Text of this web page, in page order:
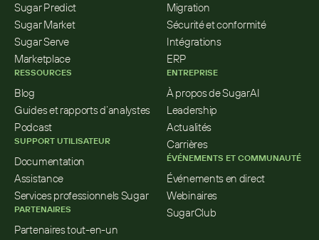
Sugar Predict
Sugar Market
Sugar Serve
Marketplace
RESSOURCES
Blog
Guides et rapports d’analystes
Podcast
SUPPORT UTILISATEUR
Documentation
Assistance
Services professionnels Sugar
PARTENAIRES
Partenaires tout-en-un
Migration
Sécurité et conformité
Intégrations
ERP
ENTREPRISE
À propos de SugarAI
Leadership
Actualités
Carrières
ÉVÉNEMENTS ET COMMUNAUTÉ
Événements en direct
Webinaires
SugarClub